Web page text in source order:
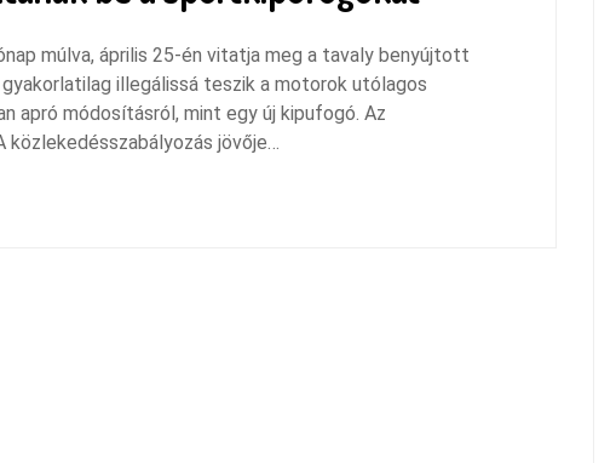
múlva, április 25-én vitatja meg a tavaly benyújtott
illegálissá teszik a motorok utólagos
apró módosításról, mint egy új kipufogó. Az
jövője…